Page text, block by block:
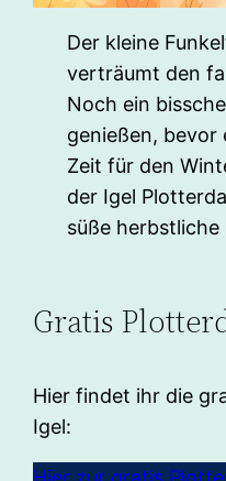
Der kleine
verträumt den
Noch ein
genießen, bevor
Zeit für den
der Igel
süße
Gratis
Hier findet ihr die
Igel: